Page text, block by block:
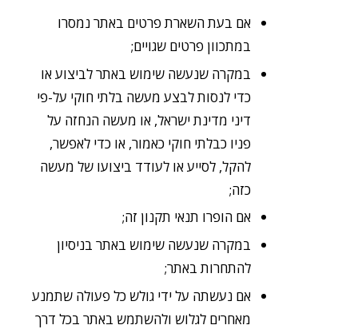
אם בעת השארת פרטים באתר נמסרו
במתכוון פרטים שגויים;
במקרה שנעשה שימוש באתר לביצוע או
כדי לנסות לבצע מעשה בלתי חוקי על-פי
דיני מדינת ישראל, או מעשה הנחזה על
פניו כבלתי חוקי כאמור, או כדי לאפשר,
להקל, לסייע או לעודד ביצועו של מעשה
כזה;
אם הופרו תנאי תקנון זה;
במקרה שנעשה שימוש באתר בניסיון
להתחרות באתר;
אם נעשתה על ידי גולש כל פעולה שתמנע
מאחרים לגלוש ולהשתמש באתר בכל דרך